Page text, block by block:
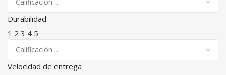
Durabilidad
1 2 3 4 5
Velocidad de entrega